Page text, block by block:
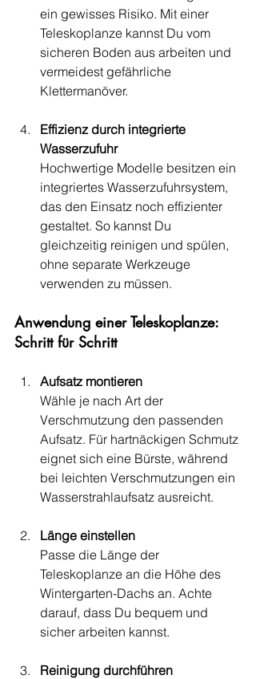
ein gewisses Risiko. Mit einer
Teleskoplanze kannst Du vom
sicheren Boden aus arbeiten und
vermeidest gefährliche
Klettermanöver.
Effizienz durch integrierte
Wasserzufuhr
Hochwertige Modelle besitzen ein
integriertes Wasserzufuhrsystem,
das den Einsatz noch effizienter
gestaltet. So kannst Du
gleichzeitig reinigen und spülen,
ohne separate Werkzeuge
verwenden zu müssen.
Anwendung einer Teleskoplanze:
Schritt für Schritt
Aufsatz montieren
Wähle je nach Art der
Verschmutzung den passenden
Aufsatz. Für hartnäckigen Schmutz
eignet sich eine Bürste, während
bei leichten Verschmutzungen ein
Wasserstrahlaufsatz ausreicht.
Länge einstellen
Passe die Länge der
Teleskoplanze an die Höhe des
Wintergarten-Dachs an. Achte
darauf, dass Du bequem und
sicher arbeiten kannst.
Reinigung durchführen